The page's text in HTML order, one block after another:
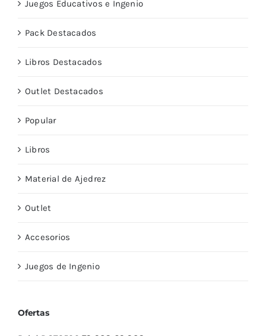
Juegos Educativos e Ingenio
Pack Destacados
Libros Destacados
Outlet Destacados
Popular
Libros
Material de Ajedrez
Outlet
Accesorios
Juegos de Ingenio
Ofertas